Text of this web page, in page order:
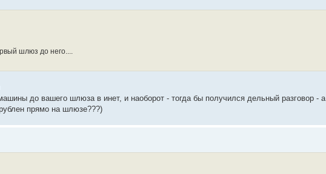
шлюз до него....
до вашего шлюза в инет, и наоборот - тогда бы получился дельный разговор - а
прямо на шлюзе???)